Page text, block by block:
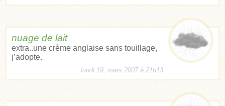
nuage de lait
extra..une crème anglaise sans touillage,
j’adopte.
lundi 19, mars 2007 à 21h13